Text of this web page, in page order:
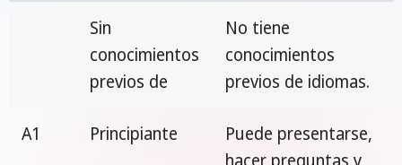
Sin
conocimientos
previos de
No tiene
conocimientos
previos de idiomas.
A1 Principiante
Puede presentarse,
hacer preguntas y